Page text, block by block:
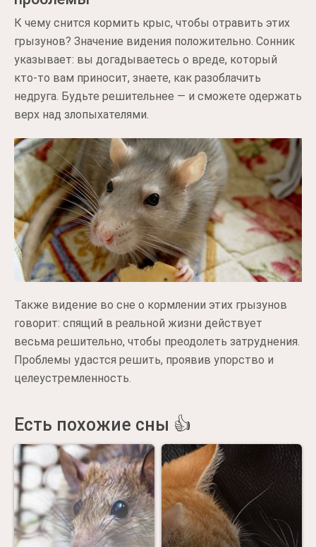
К чему снится кормить крыс, чтобы отравить этих
грызунов? Значение видения положительно. Сонник
указывает: вы догадываетесь о вреде, который
кто-то вам приносит, знаете, как разоблачить
недруга. Будьте решительнее — и сможете одержать
верх над злопыхателями.
Также видение во сне о кормлении этих грызунов
говорит: спящий в реальной жизни действует
весьма решительно, чтобы преодолеть затруднения.
Проблемы удастся решить, проявив упорство и
целеустремленность.
Есть похожие сны 👍